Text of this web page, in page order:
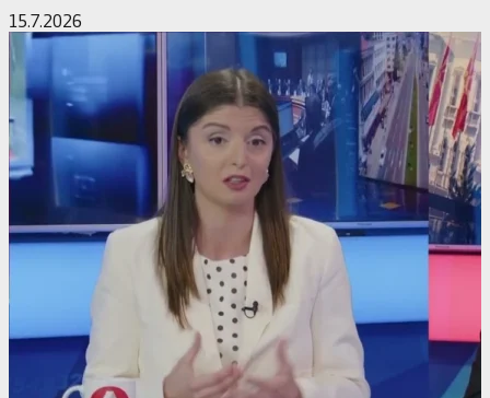
15.7.2026